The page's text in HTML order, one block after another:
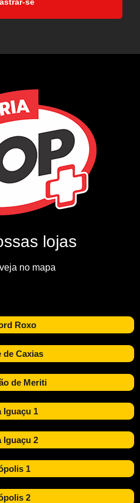
lojas
no mapa
Roxo
de Caxias
de Meriti
Iguaçu 1
Iguaçu 2
1
2